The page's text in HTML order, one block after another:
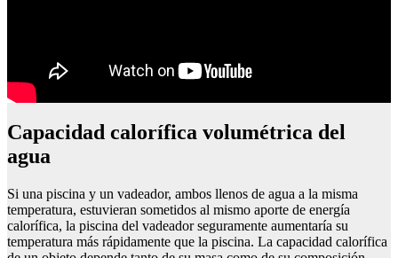
capacidad calorífica volumétrica del
agua
Si una piscina y un vadeador, ambos llenos de agua a la misma
temperatura, estuvieran sometidos al mismo aporte de energía
calorífica, la piscina del vadeador seguramente aumentaría su
temperatura más rápidamente que la piscina. La capacidad calorífica